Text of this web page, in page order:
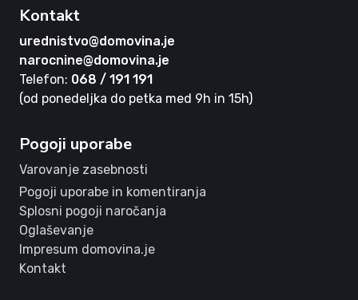
Kontakt
urednistvo@domovina.je
narocnine@domovina.je
Telefon: 068 / 191 191
(od ponedeljka do petka med 9h in 15h)
Pogoji uporabe
Varovanje zasebnosti
Pogoji uporabe in komentiranja
Splosni pogoji naročanja
Oglaševanje
Impresum domovina.je
Kontakt